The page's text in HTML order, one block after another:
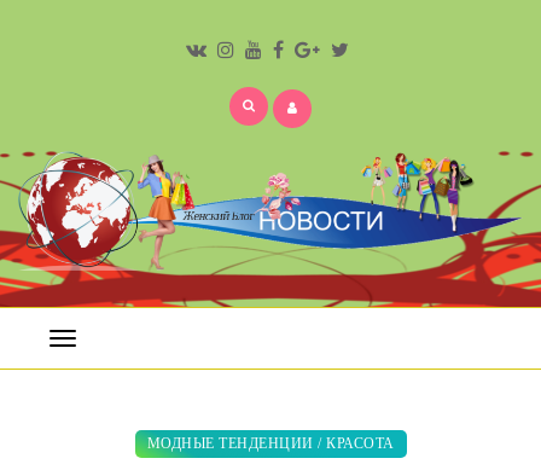
Открыть
меню
МОДНЫЕ ТЕНДЕНЦИИ / КРАСОТА